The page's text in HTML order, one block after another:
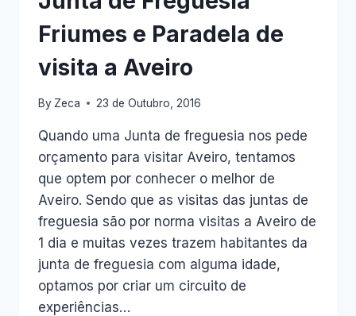
Friumes e Paradela de
visita a Aveiro
By Zeca 23 de Outubro, 2016
Quando uma Junta de freguesia nos pede
orçamento para visitar Aveiro, tentamos
que optem por conhecer o melhor de
Aveiro. Sendo que as visitas das juntas de
freguesia são por norma visitas a Aveiro de
1 dia e muitas vezes trazem habitantes da
junta de freguesia com alguma idade,
optamos por criar um circuito de
experiências…